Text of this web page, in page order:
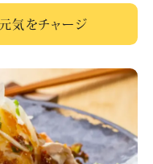
気をチャージ